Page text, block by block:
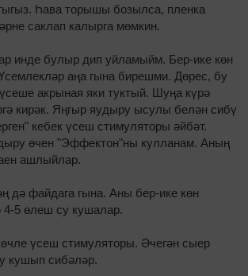
Һава торышы бозылса, пленка
саклап калырга мөмкин.
инде булыр дип уйламыйм. Бер-ике көн
аңа гына бирешми. Дөрес, бу
акрыная яки туктый. Шуңа күрә
кирәк. Яңгыр яудыру ысулы белән сибү
кебек үсеш стимуляторы әйбәт.
өчен "Эффектон"ны кулланам. Аның
ашлыйлар.
дә файдага гына. Аны бер-ике көн
4-5 өлеш су кушалар.
үсеш стимуляторы. Әчегән сыер
кушып сибәләр.